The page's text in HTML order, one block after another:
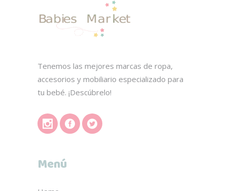
Tenemos las mejores marcas de ropa,
accesorios y mobiliario especializado para
tu bebé. ¡Descúbrelo!
Menú